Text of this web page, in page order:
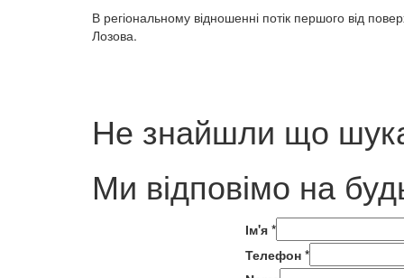
В регіональному відношенні потік першого від
Лозова.
Не знайшли що
Ми відповімо на
Ім'я *
Телефон *